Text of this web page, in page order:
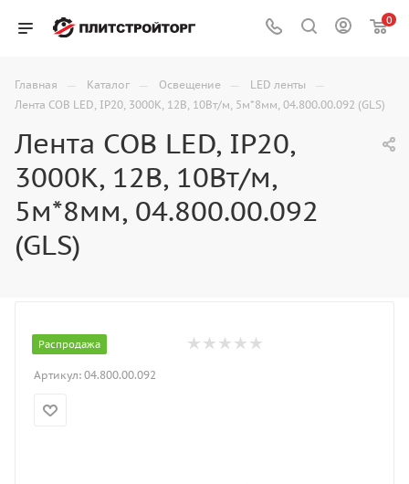
0
Главная — Каталог — Освещение — LED ленты —
Лента COB LED, IP20, 3000K, 12В, 10Вт/м, 5м*8мм, 04.800.00.092 (GLS)
Лента COB LED, IP20,
3000K, 12В, 10Вт/м,
5м*8мм, 04.800.00.092
(GLS)
Распродажа
Артикул: 04.800.00.092